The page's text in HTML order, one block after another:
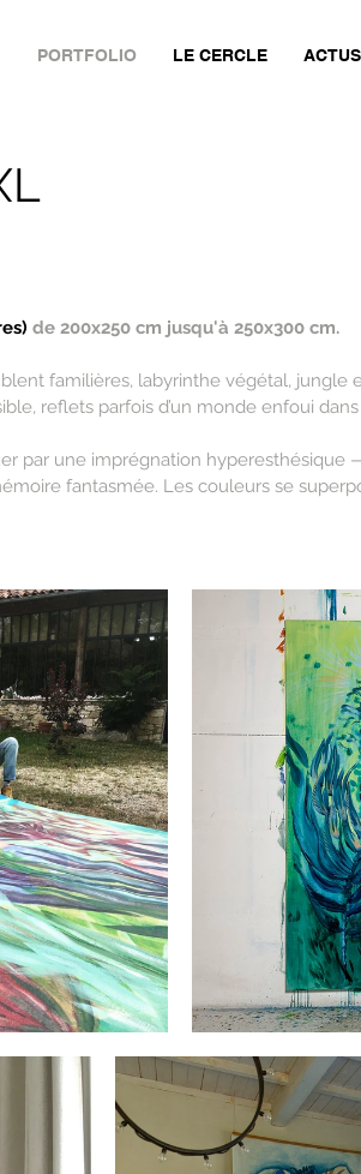
PORTFOLIO LE CERCLE ACTUS
de 200x250 cm jusqu'à 250x300 cm.
familières, labyrinthe végétal, jungle
reflets parfois d’un monde enfoui
par une imprégnation hyperesthésique
fantasmée. Les couleurs se